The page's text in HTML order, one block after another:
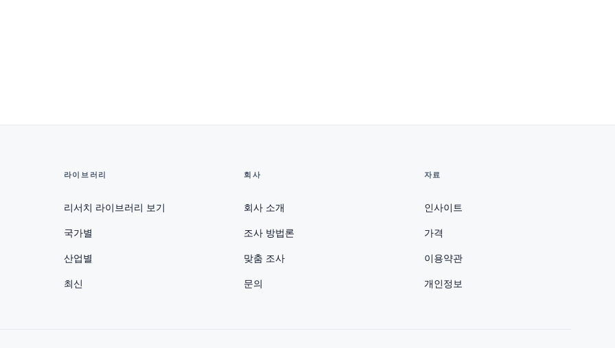
라이브러리
리서치 라이브러리 보기
국가별
산업별
최신
회사
회사 소개
조사 방법론
맞춤 조사
문의
자료
인사이트
가격
이용약관
개인정보